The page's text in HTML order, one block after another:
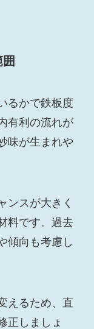
るかで鉄板度
有利の流れが
味が生まれや
ンスが大きく
料です。過去
傾向も考慮し
えるため、直
正しましょ